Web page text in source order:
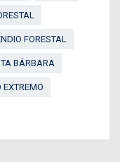
FORESTAL
BÁRBARA
EXTREMO